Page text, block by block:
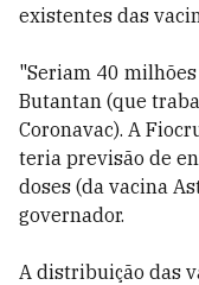
existentes das
"Seriam 40
Butantan (que
Coronavac). A
teria previsão de
doses (da vacina
governador.
A distribuição das